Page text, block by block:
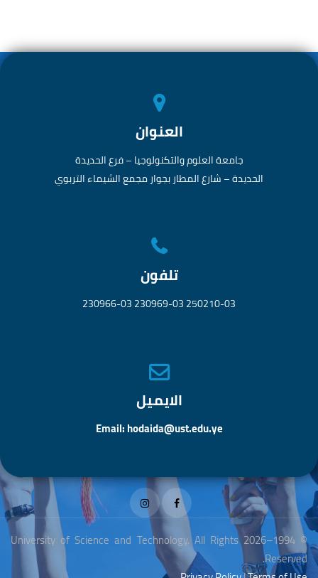
ok
o
العنوان
جامعة العلوم والتكنولوجيا – فرع الحديدة
الحديدة – شارع المطار بجوار مجمع الشيماء التربوي
تلفون
250210-03 230969-03 230966-03
الايميل
Email: hodaida@ust.edu.ye
© 1994–2026 University of Science and Technology. All Rights
Reserved.